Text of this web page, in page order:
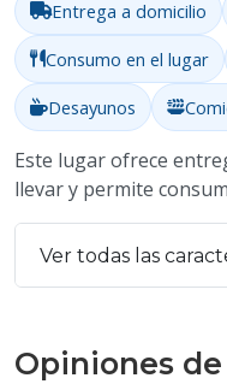
Entrega a domicilio
Consumo en el lugar
Desayunos
Este lugar ofrece
llevar y permite
Ver todas las
Opiniones